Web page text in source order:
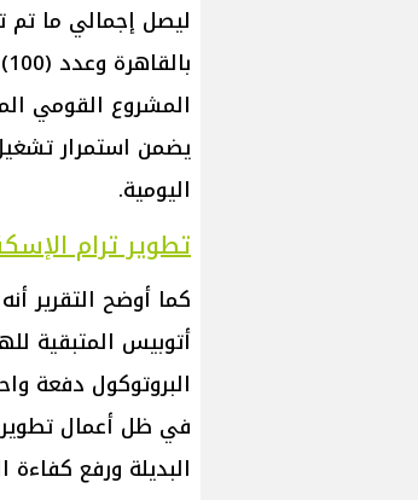
يضمن استمرار
اليومية.
تطوير ترام
أتوبيس المتبقية
البروتوكول دفعة
في ظل أعمال تطوير
البديلة ورفع